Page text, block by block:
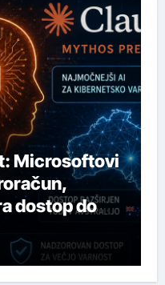
Microsoftovi
dostop do
AI-ja